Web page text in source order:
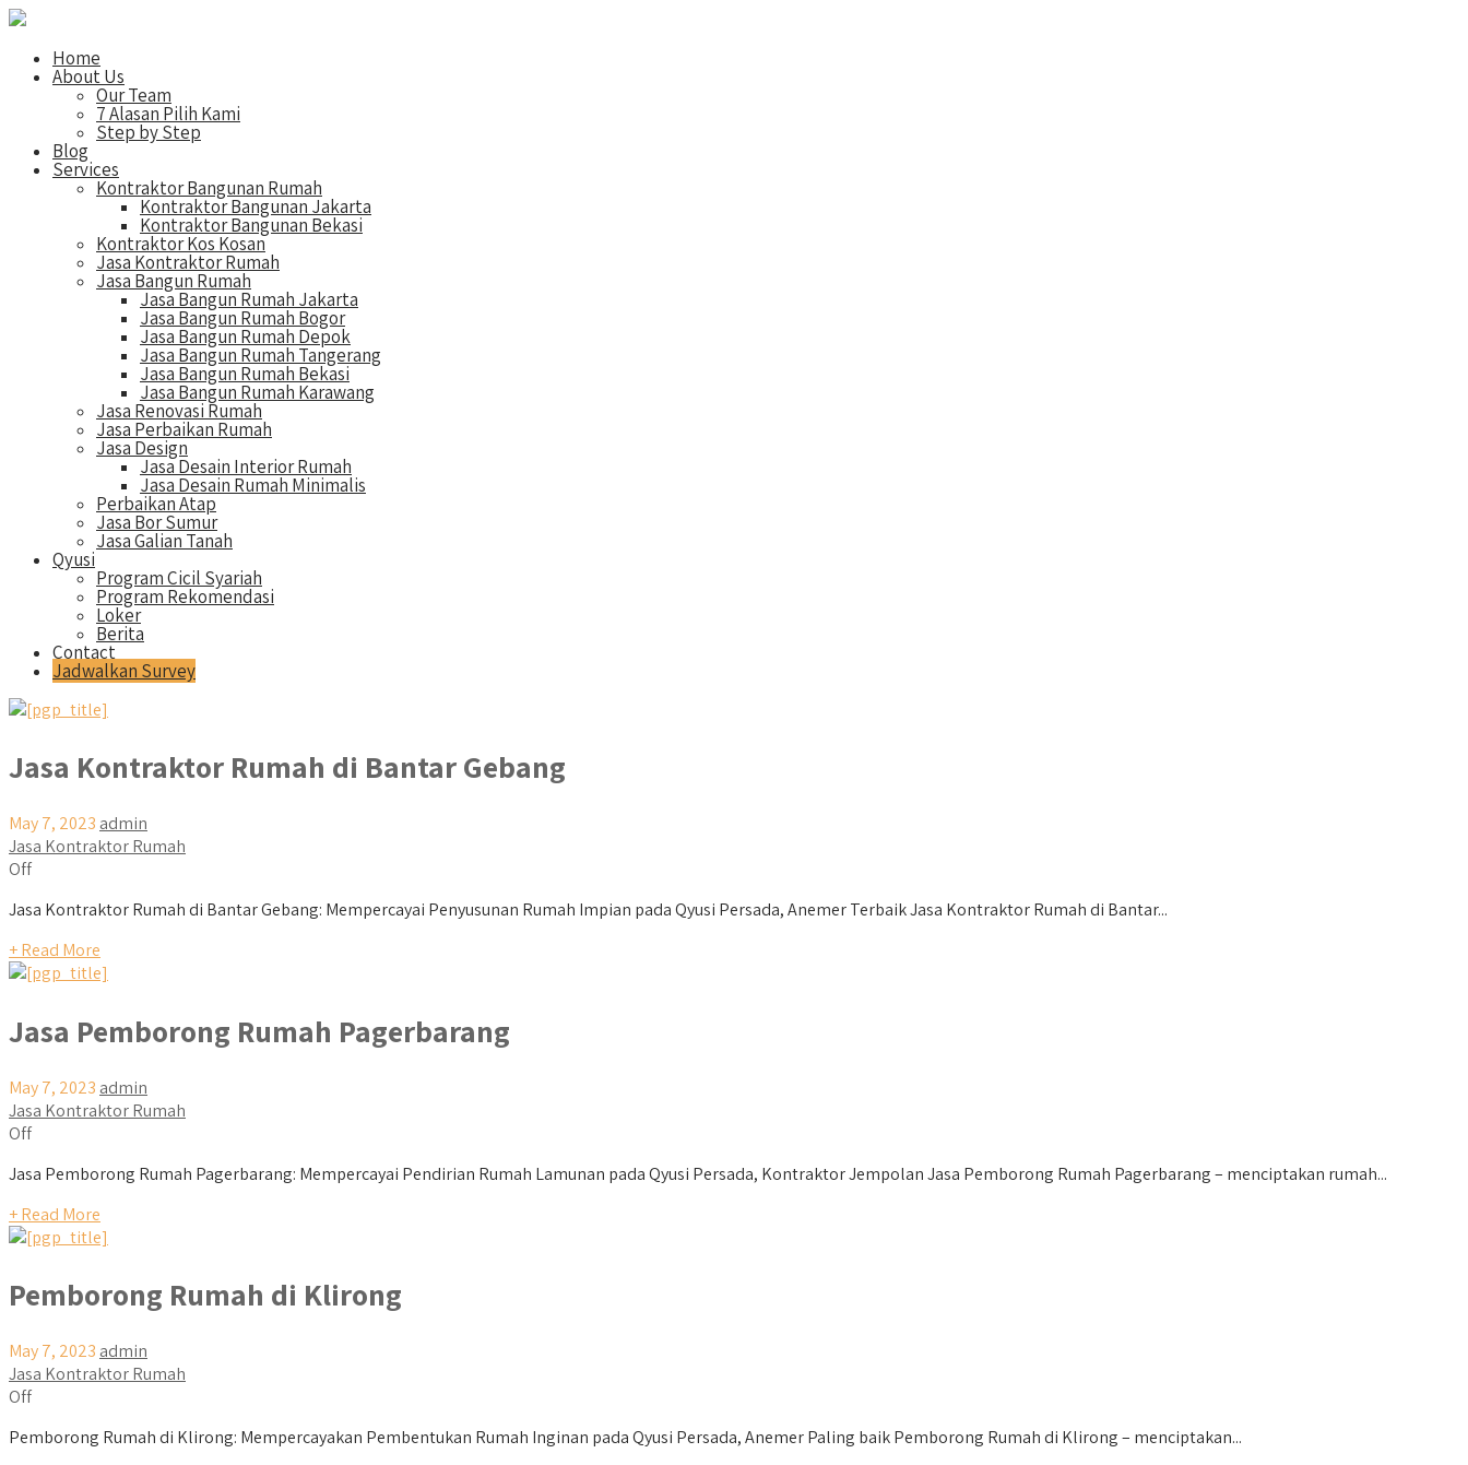
Home
About Us
Our Team
7 Alasan Pilih Kami
Step by Step
Blog
Services
Kontraktor Bangunan Rumah
Kontraktor Bangunan Jakarta
Kontraktor Bangunan Bekasi
Kontraktor Kos Kosan
Jasa Kontraktor Rumah
Jasa Bangun Rumah
Jasa Bangun Rumah Jakarta
Jasa Bangun Rumah Bogor
Jasa Bangun Rumah Depok
Jasa Bangun Rumah Tangerang
Jasa Bangun Rumah Bekasi
Jasa Bangun Rumah Karawang
Jasa Renovasi Rumah
Jasa Perbaikan Rumah
Jasa Design
Jasa Desain Interior Rumah
Jasa Desain Rumah Minimalis
Perbaikan Atap
Jasa Bor Sumur
Jasa Galian Tanah
Qyusi
Program Cicil Syariah
Program Rekomendasi
Loker
Berita
Contact
Jadwalkan Survey
Jasa Kontraktor Rumah di Bantar Gebang
May 7, 2023 admin
Jasa Kontraktor Rumah
Off
Jasa Kontraktor Rumah di Bantar Gebang: Mempercayai Penyusunan Rumah Impian pada Qyusi Persada, Anemer Terbaik Jasa Kontraktor Rumah di Bantar...
+ Read More
Jasa Pemborong Rumah Pagerbarang
May 7, 2023 admin
Jasa Kontraktor Rumah
Off
Jasa Pemborong Rumah Pagerbarang: Mempercayai Pendirian Rumah Lamunan pada Qyusi Persada, Kontraktor Jempolan Jasa Pemborong Rumah Pagerbarang – menciptakan rumah...
+ Read More
Pemborong Rumah di Klirong
May 7, 2023 admin
Jasa Kontraktor Rumah
Off
Pemborong Rumah di Klirong: Mempercayakan Pembentukan Rumah Inginan pada Qyusi Persada, Anemer Paling baik Pemborong Rumah di Klirong – menciptakan...